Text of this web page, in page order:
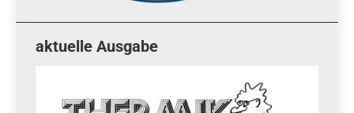
aktuelle Ausgabe